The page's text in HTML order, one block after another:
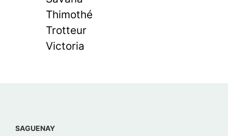
Thimothé
Trotteur
Victoria
SAGUENAY